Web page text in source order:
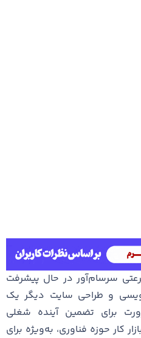
سرسام‌آور در حال پیشرفت
و طراحی سایت دیگر یک
برای تضمین آینده شغلی
کار حوزه فناوری، به‌ویژه برای